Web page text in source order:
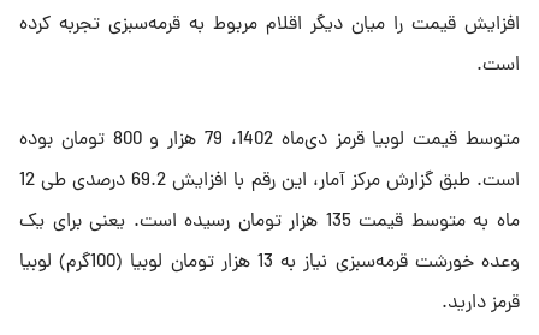
افزایش قیمت را میان دیگر اقلام مربوط به قرمه‌سبزی تجربه کرده
است.
متوسط قیمت لوبیا قرمز دی‌ماه 1402، 79 هزار و 800 تومان بوده
است. طبق گزارش مرکز آمار، این رقم با افزایش 69.2 درصدی طی 12
ماه به متوسط قیمت 135 هزار تومان رسیده است. یعنی برای یک
وعده خورشت قرمه‌سبزی نیاز به 13 هزار تومان لوبیا (100گرم) لوبیا
قرمز دارید.